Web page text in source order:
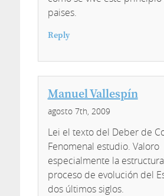
paises.
Reply
Manuel Vallespín
agosto 7th, 2009
Lei el texto del Deber de
Fenomenal estudio. Valoro
especialmente la
proceso de evolución del
dos últimos siglos.